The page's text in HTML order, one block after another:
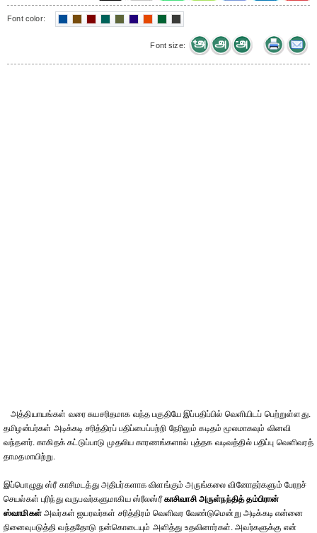
Font color:
Font size:
அத்தியாயங்கள் வரை சுயசரிதமாக வந்த பகுதியே இப்பதிப்பில் வெளியிடப் பெற்றுள்ளது.
தமிழன்பர்கள் அடிக்கடி சரித்திரப் பதிப்பைப்பற்றி நேரிலும் கடிதம் மூலமாகவும் வினவி
வந்தனர். காகிதக் கட்டுப்பாடு முதலிய காரணங்களால் புத்தக வடிவத்தில் பதிப்பு வெளிவரத்
தாமதமாயிற்று.
இப்பொழுது ஸ்ரீ காசிமடத்து அதிபர்களாக விளங்கும் அருங்கலை வினோதர்களும் பேரறச்
செயல்கள் புரிந்து வருபவர்களுமாகிய ஸ்ரீலஸ்ரீகாசிவாசி அருள்நந்தித் தம்பிரான்
ஸ்வாமிகள்அவர்கள் ஐயரவர்கள் சரித்திரம் வெளிவர வேண்டுமென்று அடிக்கடி என்னை
நினைவுபடுத்தி வந்ததோடு நன்கொடையும் அளித்து உதவினார்கள். அவர்களுக்கு என்